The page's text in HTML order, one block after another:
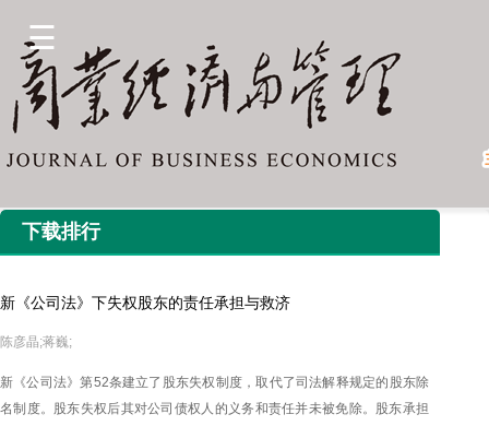
下载排行
新《公司法》下失权股东的责任承担与救济
陈彦晶;蒋巍;
新《公司法》第52条建立了股东失权制度，取代了司法解释规定的股东除
名制度。股东失权后其对公司债权人的义务和责任并未被免除。股东承担